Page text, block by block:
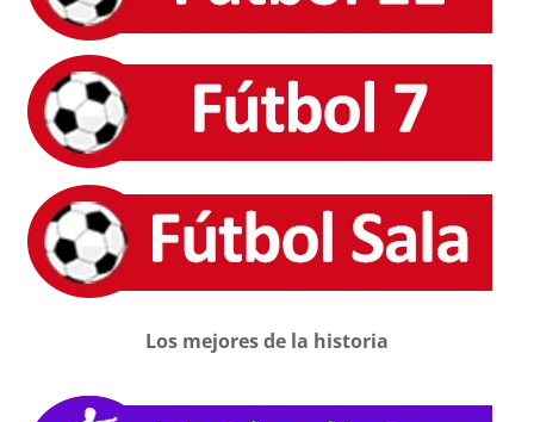
Los mejores de la historia